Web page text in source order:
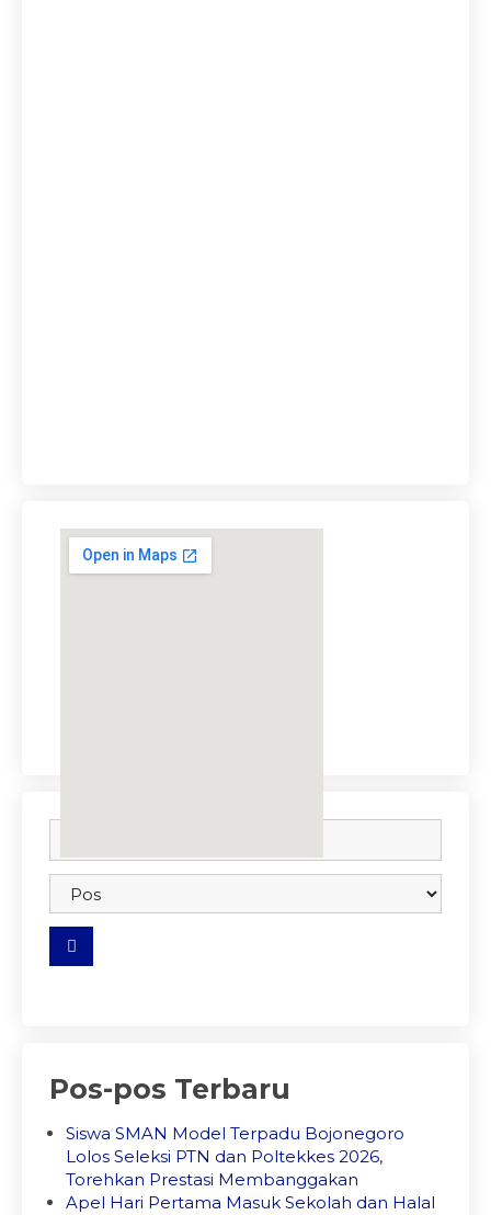
embedgooglemap.net
Pos-pos Terbaru
Siswa SMAN Model Terpadu Bojonegoro
Lolos Seleksi PTN dan Poltekkes 2026,
Torehkan Prestasi Membanggakan
Apel Hari Pertama Masuk Sekolah dan Halal